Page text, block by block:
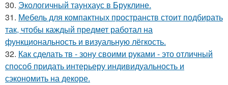
30. Экологичный таунхаус в Бруклине.
31. Мебель для компактных пространств стоит подбирать
так, чтобы каждый предмет работал на
функциональность и визуальную лёгкость.
32. Как сделать тв - зону своими руками - это отличный
способ придать интерьеру индивидуальность и
сэкономить на декоре.